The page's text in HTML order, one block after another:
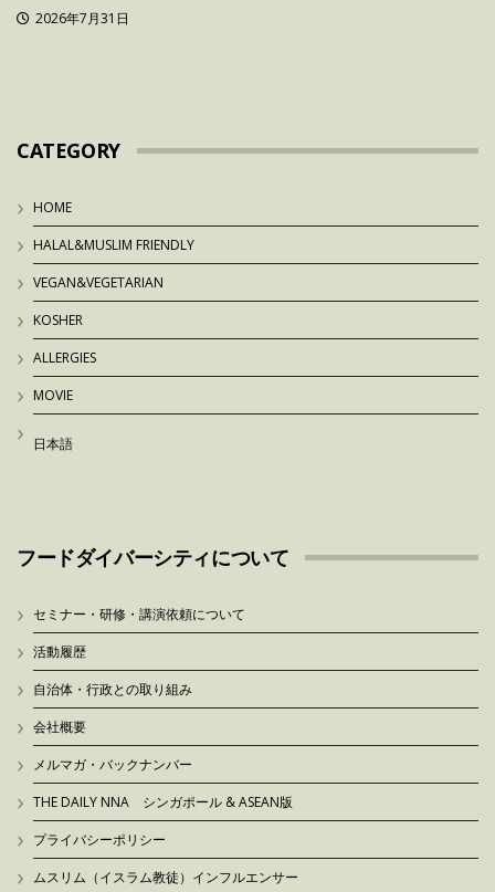
2026年7月31日
CATEGORY
HOME
HALAL&MUSLIM FRIENDLY
VEGAN&VEGETARIAN
KOSHER
ALLERGIES
MOVIE
日本語
フードダイバーシティについて
セミナー・研修・講演依頼について
活動履歴
自治体・行政との取り組み
会社概要
メルマガ・バックナンバー
THE DAILY NNA シンガポール & ASEAN版
プライバシーポリシー
ムスリム（イスラム教徒）インフルエンサー